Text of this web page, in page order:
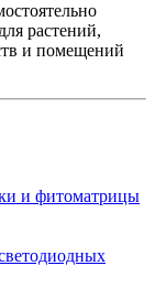
растений,
и помещений
и фитоматрицы